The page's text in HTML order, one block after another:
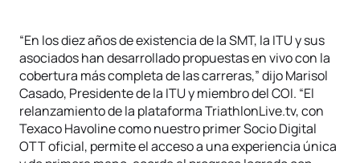
“En los diez años de existencia de la SMT, la ITU y sus
asociados han desarrollado propuestas en vivo con la
cobertura más completa de las carreras,” dijo Marisol
Casado, Presidente de la ITU y miembro del COI. “El
relanzamiento de la plataforma TriathlonLive.tv, con
Texaco Havoline como nuestro primer Socio Digital
OTT oficial, permite el acceso a una experiencia única